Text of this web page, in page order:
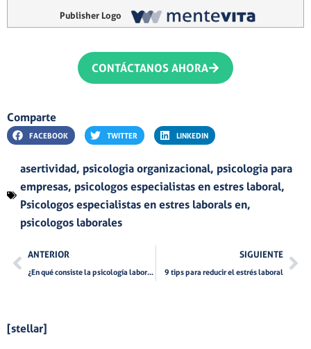
Publisher Logo
CONTÁCTANOS AHORA
Comparte
FACEBOOK TWITTER LINKEDIN
asertividad, psicologia organizacional, psicologia para
empresas, psicologos especialistas en estres laboral,
Psicologos especialistas en estres laborals en,
psicologos laborales
AntANTERIOR
¿En qué consiste la psicología laboral?
SIGUIENTE
9 tips para reducir el estrés laboral
[stellar]